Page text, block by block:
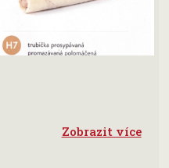
Zobrazit více